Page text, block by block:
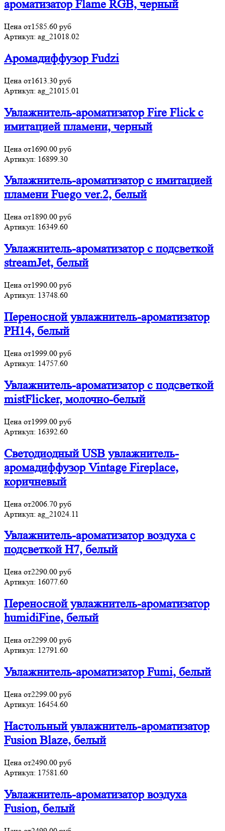
ароматизатор Flame RGB, черный
Цена от1585.60 руб
Артикул: ag_21018.02
Аромадиффузор Fudzi
Цена от1613.30 руб
Артикул: ag_21015.01
Увлажнитель-ароматизатор Fire Flick с
имитацией пламени, черный
Цена от1690.00 руб
Артикул: 16899.30
Увлажнитель-ароматизатор с имитацией
пламени Fuego ver.2, белый
Цена от1890.00 руб
Артикул: 16349.60
Увлажнитель-ароматизатор с подсветкой
streamJet, белый
Цена от1990.00 руб
Артикул: 13748.60
Переносной увлажнитель-ароматизатор
PH14, белый
Цена от1999.00 руб
Артикул: 14757.60
Увлажнитель-ароматизатор с подсветкой
mistFlicker, молочно-белый
Цена от1999.00 руб
Артикул: 16392.60
Светодиодный USB увлажнитель-
аромадиффузор Vintage Fireplace,
коричневый
Цена от2006.70 руб
Артикул: ag_21024.11
Увлажнитель-ароматизатор воздуха с
подсветкой H7, белый
Цена от2290.00 руб
Артикул: 16077.60
Переносной увлажнитель-ароматизатор
humidiFine, белый
Цена от2299.00 руб
Артикул: 12791.60
Увлажнитель-ароматизатор Fumi, белый
Цена от2299.00 руб
Артикул: 16454.60
Настольный увлажнитель-ароматизатор
Fusion Blaze, белый
Цена от2490.00 руб
Артикул: 17581.60
Увлажнитель-ароматизатор воздуха
Fusion, белый